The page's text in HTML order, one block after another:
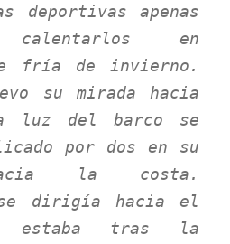
deportivas apenas
calentarlos en
fría de invierno.
su mirada hacia
luz del barco se
por dos en su
la costa.
se dirigía hacia el
estaba tras la